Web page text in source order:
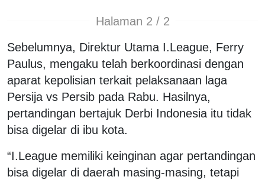
Halaman 2 / 2
Sebelumnya, Direktur Utama I.League, Ferry
Paulus, mengaku telah berkoordinasi dengan
aparat kepolisian terkait pelaksanaan laga
Persija vs Persib pada Rabu. Hasilnya,
pertandingan bertajuk Derbi Indonesia itu tidak
bisa digelar di ibu kota.
“I.League memiliki keinginan agar pertandingan
bisa digelar di daerah masing-masing, tetapi